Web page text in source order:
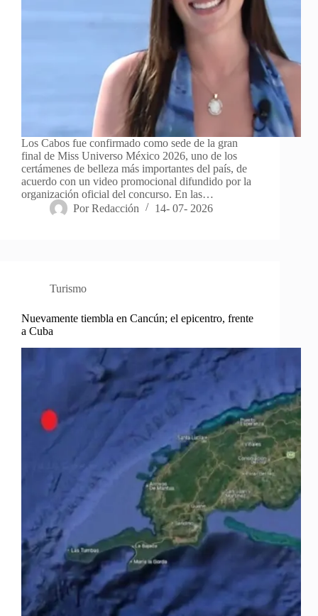
Los Cabos fue confirmado como sede de la gran
final de Miss Universo México 2026, uno de los
certámenes de belleza más importantes del país, de
acuerdo con un video promocional difundido por la
organización oficial del concurso. En las…
Por Redacción 14- 07- 2026
Turismo
Nuevamente tiembla en Cancún; el epicentro, frente
a Cuba